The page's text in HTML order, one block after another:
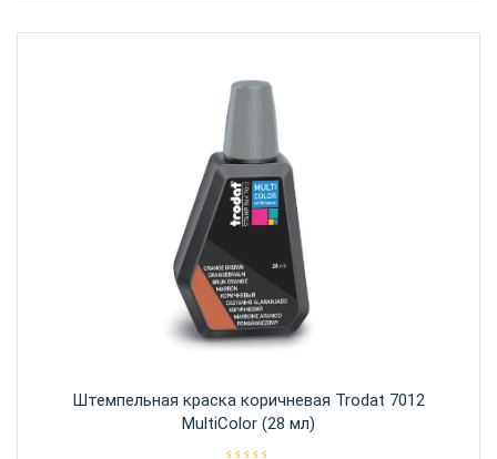
Штемпельная краска коричневая Trodat 7012
MultiColor (28 мл)